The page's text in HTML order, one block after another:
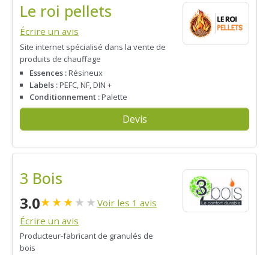
Le roi pellets
Écrire un avis
Site internet spécialisé dans la vente de
produits de chauffage
Essences :Résineux
Labels :PEFC, NF, DIN +
Conditionnement :Palette
Devis
3 Bois
3.0★★★★ ★ Voir les 1 avis
Écrire un avis
Producteur-fabricant de granulés de
bois